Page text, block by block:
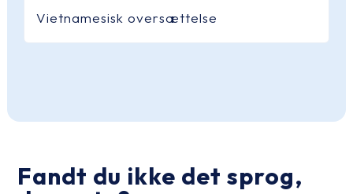
Vietnamesisk oversættelse
Fandt du ikke det sprog,